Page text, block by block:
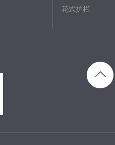
花式护栏